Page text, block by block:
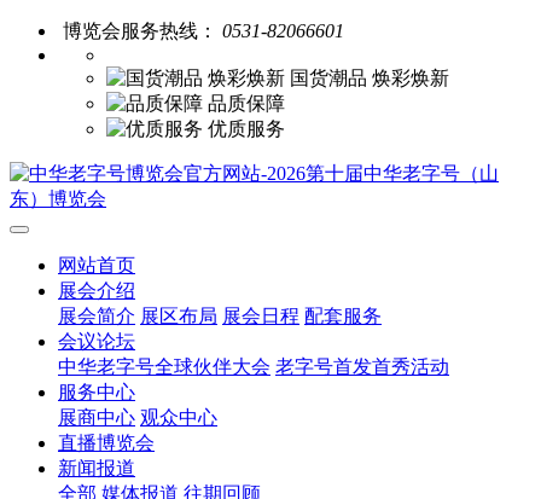
博览会服务热线： 0531-82066601
国货潮品 焕彩焕新
品质保障
优质服务
网站首页
展会介绍
展会简介 展区布局 展会日程 配套服务
会议论坛
中华老字号全球伙伴大会 老字号首发首秀活动
服务中心
展商中心 观众中心
直播博览会
新闻报道
全部 媒体报道 往期回顾